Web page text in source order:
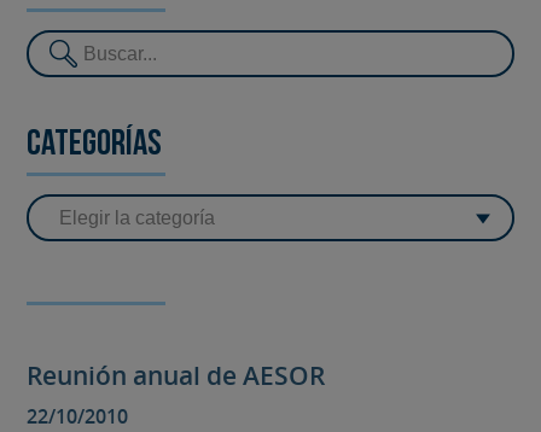
Categorías
Reunión anual de AESOR
22/10/2010